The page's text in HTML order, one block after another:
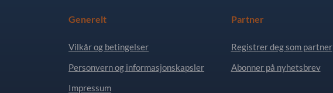
Generelt
Vilkår og betingelser
Personvern og informasjonskapsler
Impressum
Partner
Registrer deg som partner
Abonner på nyhetsbrev